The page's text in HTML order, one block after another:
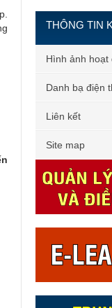
THÔNG TIN
Hình ảnh hoạt
Danh bạ điện
Liên kết
Site map